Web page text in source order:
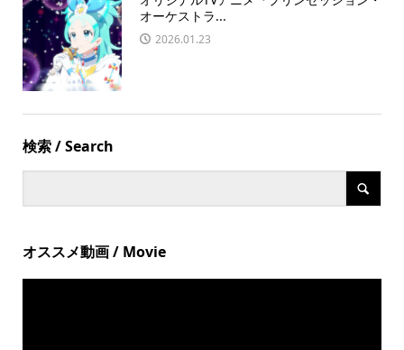
オーケストラ...
2026.01.23
検索 / Search
オススメ動画 / Movie